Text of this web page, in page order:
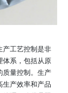
产工艺控制是非
体系，包括从原
质量控制。生产
产效率和产品